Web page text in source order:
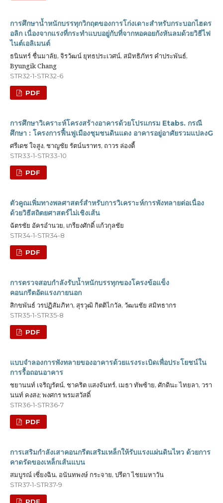
การศึกษาน้ำหนักบรรทุกวิกฤตของการโก่งเดาะสำหรับกระบอกไฮดร
อลิก เนื่องจากแรงที่กระทำแบบอยู่กับที่จากหอคอยกังหันลมด้วยวิธีไฟ
ไนต์เอลิเมนต์
ธนินทร์ ชื่นมาลัย, จิรวัฒน์ ยุทธประเวศน์, สมิทธิภัทร คำประพันธ์,
Byungik Chang
STR32-1-STR32-6
PDF
การศึกษาวิเคราะห์โครงสร้างอาคารด้วยโปรแกรม Etabs. กรณี
ศึกษา : โครงการฟื้นฟูเมืองชุมชนดินแดง อาคารอยู่อาศัยรวมแปลงG
ศรีเดช ใจสูง, ชาญชัย รัตน์นราทร, ถาวร ล่องตี้
STR33-1-STR33-10
PDF
ตัวคูณเพิ่มทางพลศาสตร์สำหรับการวิเคราะห์การพังทลายต่อเนื่อง
ด้วยวิธีสถิตยศาสตร์ไม่เชิงเส้น
ฉัตรชัย อัครอำนวย, เกรียงศักดิ์ แก้วกุลชัย
STR34-1-STR34-8
PDF
การตรวจสอบกำลังรับน้ำหนักบรรทุกของโครงข้อแข็ง
คอนกรีตอัดแรงภายนอก
สิกขพันธ์ วรปฏิสัมภิทา, สุรวุฒิ กิตติไกวัล, วัฒนชัย สมิทธากร
STR35-1-STR35-8
PDF
แบบจำลองการพังทลายของอาคารด้วยแรงระเบิดเพื่อประโยชน์ใน
การรื้อถอนอาคาร
ชยานนท์ เจริญรัตน์, ชาคริต แสงจันทร์, เมธา ทัพซ้าย, ศักดินะ ไทยลา, วรา
นนท์ คงสง; พงศกร พรมสวัสดิ์
STR36-1-STR36-7
PDF
การเสริมกำลังเสาคอนกรีตเสริมเหล็กให้รับแรงแผ่นดินไหว ด้วยการ
คาดรัดของเหล็กเส้นแบน
สมบูรณ์ เซี่ยงฉิน, อนันทพงษ์ กระจาย, ปรีดา ไชยมหาวัน
STR37-1-STR37-9